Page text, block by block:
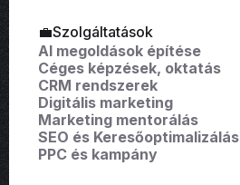
💼Szolgáltatások
AI megoldások építése
Céges képzések, oktatás
CRM rendszerek
Digitális marketing
Marketing mentorálás
SEO és Keresőoptimalizálás
PPC és kampány